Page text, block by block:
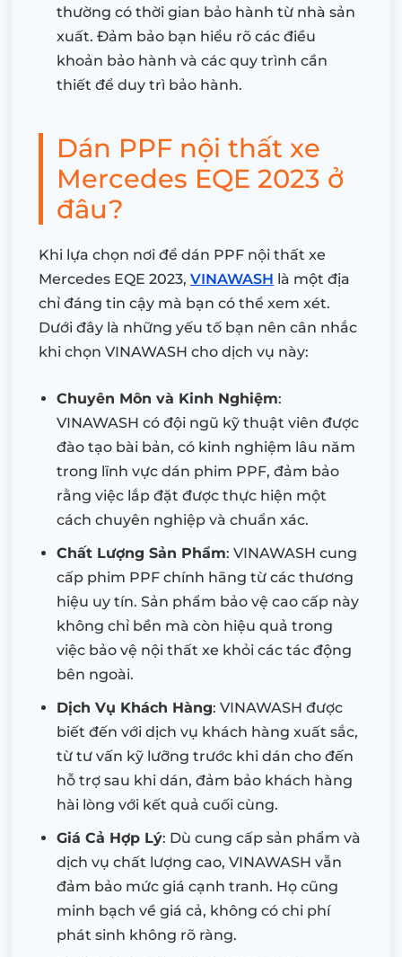
thường có thời gian bảo hành từ nhà sản
xuất. Đảm bảo bạn hiểu rõ các điều
khoản bảo hành và các quy trình cần
thiết để duy trì bảo hành.
Dán PPF nội thất xe
Mercedes EQE 2023 ở
đâu?
Khi lựa chọn nơi để dán PPF nội thất xe
Mercedes EQE 2023, VINAWASH là một địa
chỉ đáng tin cậy mà bạn có thể xem xét.
Dưới đây là những yếu tố bạn nên cân nhắc
khi chọn VINAWASH cho dịch vụ này:
Chuyên Môn và Kinh Nghiệm:
VINAWASH có đội ngũ kỹ thuật viên được
đào tạo bài bản, có kinh nghiệm lâu năm
trong lĩnh vực dán phim PPF, đảm bảo
rằng việc lắp đặt được thực hiện một
cách chuyên nghiệp và chuẩn xác.
Chất Lượng Sản Phẩm: VINAWASH cung
cấp phim PPF chính hãng từ các thương
hiệu uy tín. Sản phẩm bảo vệ cao cấp này
không chỉ bền mà còn hiệu quả trong
việc bảo vệ nội thất xe khỏi các tác động
bên ngoài.
Dịch Vụ Khách Hàng: VINAWASH được
biết đến với dịch vụ khách hàng xuất sắc,
từ tư vấn kỹ lưỡng trước khi dán cho đến
hỗ trợ sau khi dán, đảm bảo khách hàng
hài lòng với kết quả cuối cùng.
Giá Cả Hợp Lý: Dù cung cấp sản phẩm và
dịch vụ chất lượng cao, VINAWASH vẫn
đảm bảo mức giá cạnh tranh. Họ cũng
minh bạch về giá cả, không có chi phí
phát sinh không rõ ràng.